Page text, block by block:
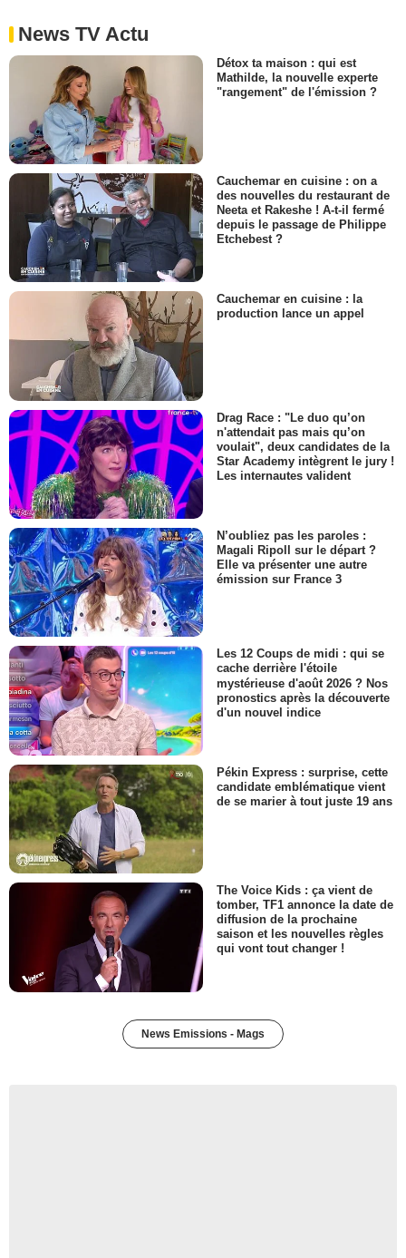
News TV Actu
Détox ta maison : qui est
Mathilde, la nouvelle experte
"rangement" de l'émission ?
Cauchemar en cuisine : on a
des nouvelles du restaurant de
Neeta et Rakeshe ! A-t-il fermé
depuis le passage de Philippe
Etchebest ?
Cauchemar en cuisine : la
production lance un appel
Drag Race : "Le duo qu’on
n'attendait pas mais qu’on
voulait", deux candidates de la
Star Academy intègrent le jury !
Les internautes valident
N’oubliez pas les paroles :
Magali Ripoll sur le départ ?
Elle va présenter une autre
émission sur France 3
Les 12 Coups de midi : qui se
cache derrière l'étoile
mystérieuse d'août 2026 ? Nos
pronostics après la découverte
d'un nouvel indice
Pékin Express : surprise, cette
candidate emblématique vient
de se marier à tout juste 19 ans
The Voice Kids : ça vient de
tomber, TF1 annonce la date de
diffusion de la prochaine
saison et les nouvelles règles
qui vont tout changer !
News Emissions - Mags